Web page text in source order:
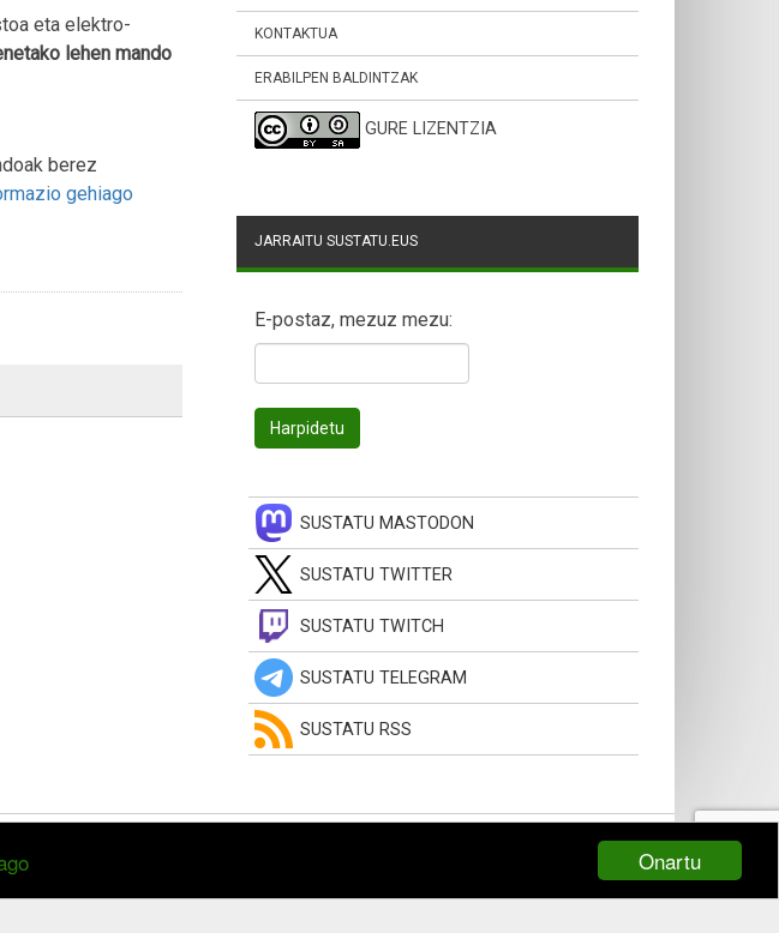
Onartu
eta elektro-
lehen mando
berez
gehiago
KONTAKTUA
ERABILPEN BALDINTZAK
GURE LIZENTZIA
JARRAITU SUSTATU.EUS
E-postaz, mezuz mezu:
SUSTATU MASTODON
SUSTATU TWITTER
SUSTATU TWITCH
SUSTATU TELEGRAM
SUSTATU RSS